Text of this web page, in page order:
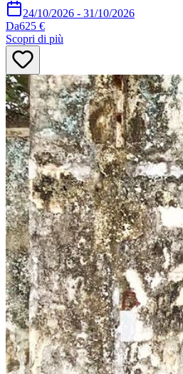
24/10/2026 - 31/10/2026
Da625 €
Scopri di più